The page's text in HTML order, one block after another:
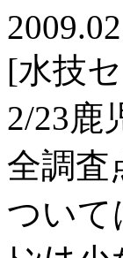
[水技
2/23鹿
全調査
ついて